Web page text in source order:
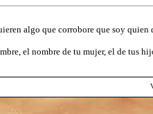
algo que corrobore que soy quien
el nombre de tu mujer, el de tus